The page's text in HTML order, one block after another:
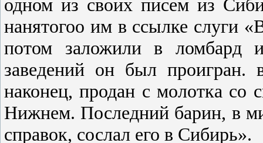
одном из своих писем из
нанятогоо им в ссылке слуги
потом заложили в ломбард
заведений он был проигран.
наконец, продан с молотка со
Нижнем. Последний барин, в
справок, сослал его в Сибирь».